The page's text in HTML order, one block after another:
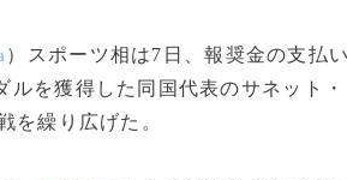
）スポーツ相は7日、報奨金の支払
を獲得した同国代表のサネット・
を繰り広げた。